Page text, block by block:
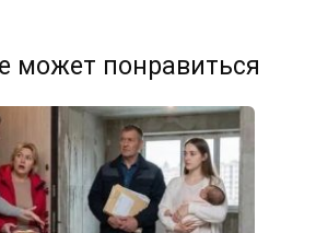
может понравиться